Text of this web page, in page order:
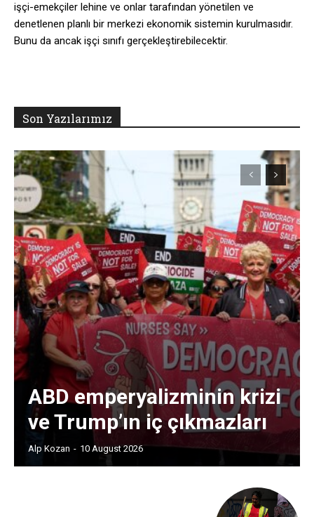
işçi-emekçiler lehine ve onlar tarafından yönetilen ve
denetlenen planlı bir merkezi ekonomik sistemin kurulmasıdır.
Bunu da ancak işçi sınıfı gerçekleştirebilecektir.
Son Yazılarımız
ABD emperyalizminin krizi
ve Trump’ın iç çıkmazları
Alp Kozan - 10 August 2026